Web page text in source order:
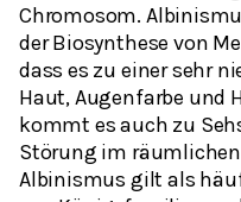
Chromosom.
der Biosynthese von
dass es zu einer sehr
Haut, Augenfarbe und
kommt es auch zu
Störung im räumlichen
Albinismus gilt als